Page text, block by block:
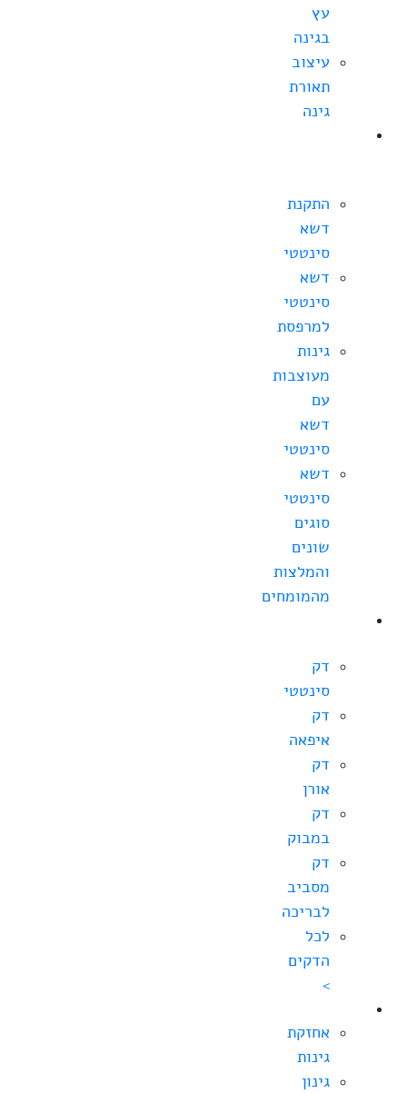
עץ
בגינה
עיצוב
תאורת
גינה
התקנת
דשא
סינטטי
דשא
סינטטי
למרפסת
גינות
מעוצבות
עם
דשא
סינטטי
דשא
סינטטי
סוגים
שונים
והמלצות
מהמומחים
דק
סינטטי
דק
איפאה
דק
אורן
דק
במבוק
דק
מסביב
לבריכה
לכל
הדקים
>
אחזקת
גינות
גינון